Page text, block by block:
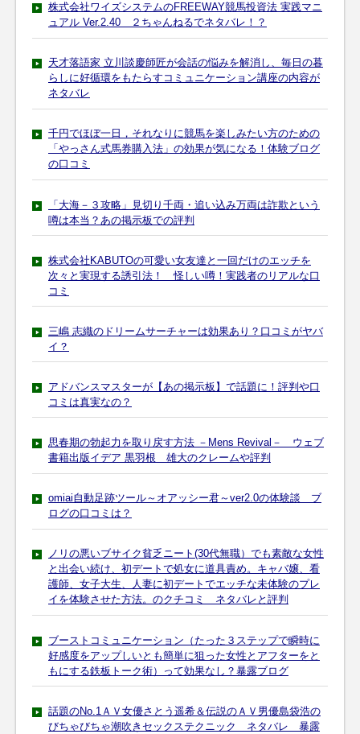
株式会社ワイズシステムのFREEWAY競馬投資法 実践マニ
ュアル Ver.2.40 ２ちゃんねるでネタバレ！？
天才落語家 立川談慶師匠が会話の悩みを解消し、毎日の暮
らしに好循環をもたらすコミュニケーション講座の内容が
ネタバレ
千円でほぼ一日，それなりに競馬を楽しみたい方のための
「やっさん式馬券購入法」の効果が気になる！体験ブログ
の口コミ
「大海－３攻略」見切り千両・追い込み万両は詐欺という
噂は本当？あの掲示板での評判
株式会社KABUTOの可愛い女友達と一回だけのエッチを
次々と実現する誘引法！ 怪しい噂！実践者のリアルな口
コミ
三嶋 志織のドリームサーチャーは効果あり？口コミがヤバ
イ？
アドバンスマスターが【あの掲示板】で話題に！評判や口
コミは真実なの？
思春期の勃起力を取り戻す方法 －Mens Revival－ ウェブ
書籍出版イデア 黒羽根 雄大のクレームや評判
omiai自動足跡ツール～オアッシー君～ver2.0の体験談 ブ
ログの口コミは？
ノリの悪いブサイク貧乏ニート(30代無職）でも素敵な女性
と出会い続け、初デートで処女に道具責め。キャバ嬢、看
護師、女子大生、人妻に初デートでエッチな未体験のプレ
イを体験させた方法。のクチコミ ネタバレと評判
ブーストコミュニケーション（たった３ステップで瞬時に
好感度をアップしいとも簡単に狙った女性とアフターをと
もにする鉄板トーク術）って効果なし？暴露ブログ
話題のNo.1ＡＶ女優さとう遥希＆伝説のＡＶ男優島袋浩の
びちゃびちゃ潮吹きセックステクニック ネタバレ 暴露